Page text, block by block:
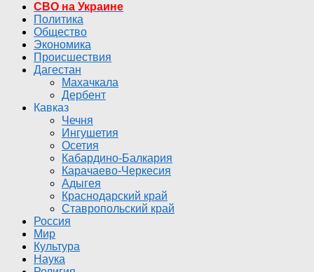
СВО на Украине
Политика
Общество
Экономика
Происшествия
Дагестан
Махачкала
Дербент
Кавказ
Чечня
Ингушетия
Осетия
Кабардино-Балкария
Карачаево-Черкесия
Адыгея
Краснодарский край
Ставропольский край
Россия
Мир
Культура
Наука